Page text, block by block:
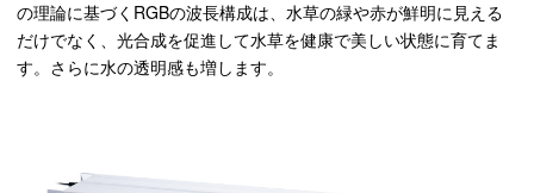
の理論に基づくRGBの波長構成は、水草の緑や赤が鮮明に見える
だけでなく、光合成を促進して水草を健康で美しい状態に育てま
す。さらに水の透明感も増します。